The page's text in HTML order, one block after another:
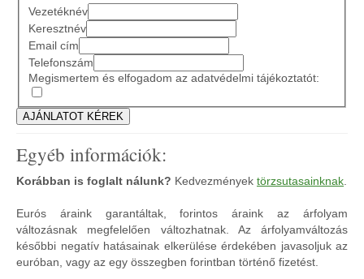
Vezetéknév
Keresztnév
Email cím
Telefonszám
Megismertem és elfogadom az adatvédelmi tájékoztatót:
Egyéb információk:
Korábban is foglalt nálunk? Kedvezmények törzsutasainknak.
Eurós áraink garantáltak, forintos áraink az árfolyam
változásnak megfelelően változhatnak. Az árfolyamváltozás
későbbi negatív hatásainak elkerülése érdekében javasoljuk az
euróban, vagy az egy összegben forintban történő fizetést.